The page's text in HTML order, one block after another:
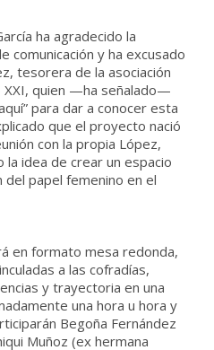
ha agradecido la
comunicación y ha excusado
tesorera de la asociación
XXI, quien —ha señalado—
para dar a conocer esta
que el proyecto nació
con la propia López,
idea de crear un espacio
papel femenino en el
en formato mesa redonda,
a las cofradías,
y trayectoria en una
una hora u hora y
Begoña Fernández
Muñoz (ex hermana